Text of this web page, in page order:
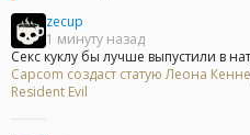
zecup
1 минуту назад
Секс куклу бы лучше выпустили в
Capcom создаст статую Леона
Resident Evil